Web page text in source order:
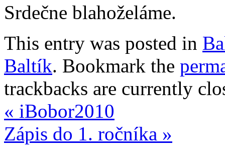
Srdečne blahoželáme.
This entry was posted in
Baltík. Bookmark the
trackbacks are currently
« iBobor2010
Zápis do 1. ročníka »